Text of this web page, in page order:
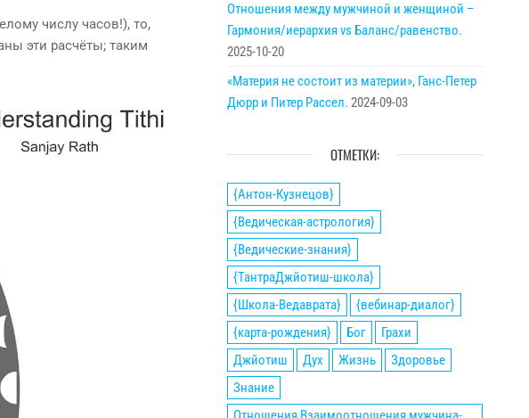
числу часов!), то,
эти расчёты; таким
Отношения между мужчиной и женщиной –
Гармония/иерархия vs Баланс/равенство.
2025-10-20
«Материя не состоит из материи», Ганс-Петер
Дюрр и Питер Рассел. 2024-09-03
ОТМЕТКИ:
{Антон-Кузнецов}
{Ведическая-астрология}
{Ведические-знания}
{ТантраДжйотиш-школа}
{Школа-Ведаврата}
{вебинар-диалог}
{карта-рождения}
Бог
Грахи
Джйотиш
Дух Жизнь
Здоровье
Знание